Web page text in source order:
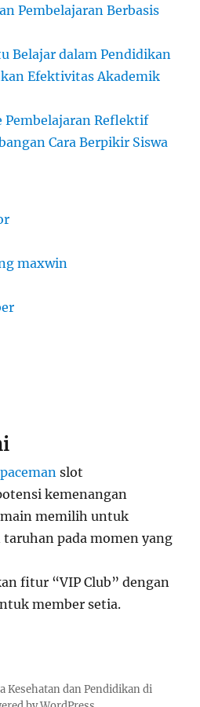
Pembelajaran Berbasis
Belajar dalam Pendidikan
Efektivitas Akademik
Pembelajaran Reflektif
Cara Berpikir Siswa
maxwin
slot
kemenangan
memilih untuk
pada momen yang
fitur “VIP Club” dengan
member setia.
Kesehatan dan Pendidikan di